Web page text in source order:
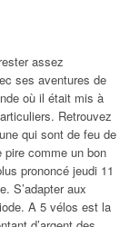
assez
ses aventures de
où il était mis à
Retrouvez
qui sont de feu de
pire comme un bon
prononcé jeudi 11
S’adapter aux
A 5 vélos est la